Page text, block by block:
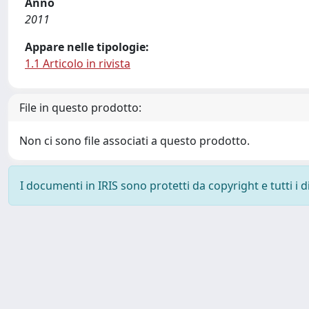
2011
Appare nelle tipologie:
1.1 Articolo in rivista
File in questo prodotto:
Non ci sono file associati a questo prodotto.
I documenti in IRIS sono protetti da copyright e tutti i